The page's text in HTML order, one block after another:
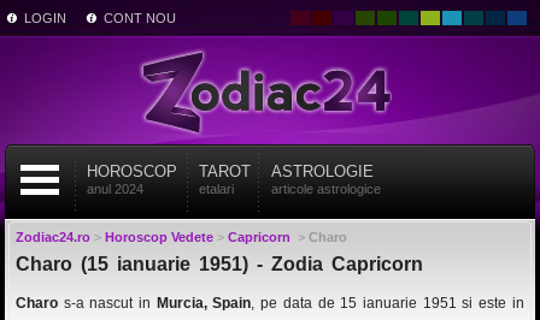
LOGIN CONT NOU
HOROSCOP
anul 2024
TAROT
etalari
ASTROLOGIE
articole astrologice
Zodiac24.ro> Horoscop Vedete> Capricorn > Charo
Charo (15 ianuarie 1951) - Zodia Capricorn
Charos-a nascut in Murcia, Spain, pe data de 15 ianuarie 1951 si este in